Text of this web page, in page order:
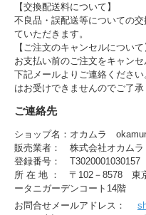
【交換配送料について】
不良品・誤配送等についての
ていただきます。
【ご注文のキャンセルについて
お支払い前のご注文をキャン
下記メールよりご連絡くださ
はお受けできませんのでご了承
ご連絡先
ショップ名：オカムラ
販売業者： 株式会社オカムラ
登録番号： T3020001030157
所 在 地 ： 〒102－8578 東
ータニガーデンコート14階
お問合せメールアドレス：